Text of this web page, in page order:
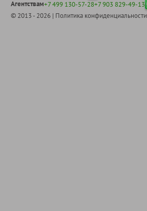
Агентствам+7 499 130-57-28+7 903 829-49-13
© 2013 - 2026 | Политика конфиденциальности